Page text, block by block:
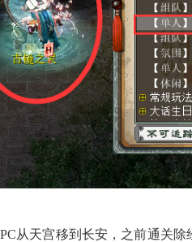
从天宫移到长安，之前通关